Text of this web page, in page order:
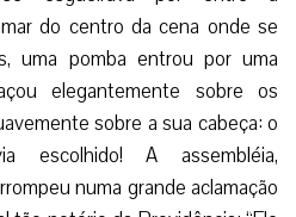
do centro da cena onde se
uma pomba entrou por uma
elegantemente sobre os
sobre a sua cabeça: o
escolhido! A assembléia,
numa grande aclamação